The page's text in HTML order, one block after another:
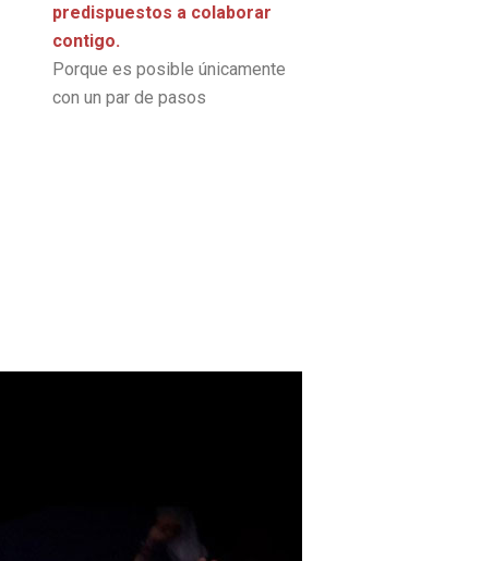
predispuestos a colaborar
contigo.
Porque es posible únicamente
con un par de pasos